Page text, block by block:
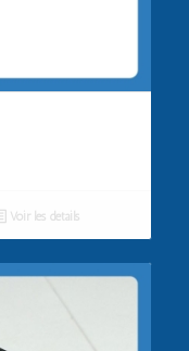
Voir les détails